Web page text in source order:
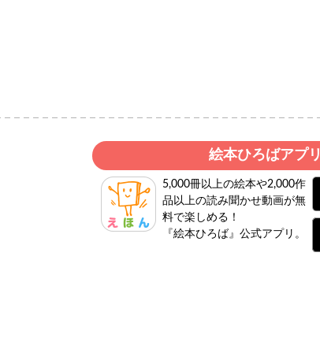
絵本ひろばアプリ
5,000冊以上の絵本や2,000作
品以上の読み聞かせ動画が無
料で楽しめる！
『絵本ひろば』公式アプリ。